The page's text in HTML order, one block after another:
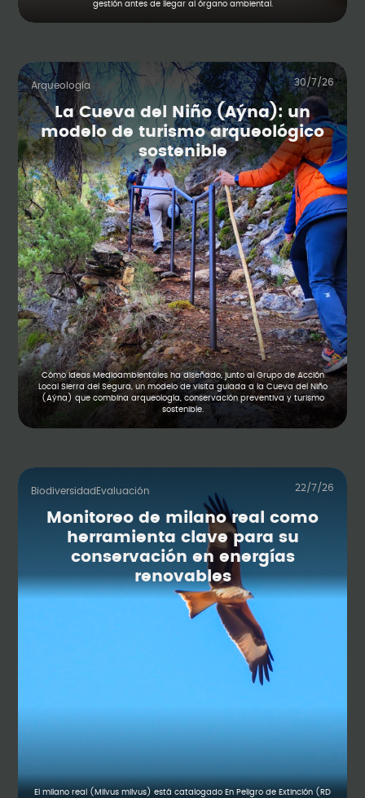
gestión antes de llegar al órgano ambiental.
Arqueología 30/7/26
La Cueva del Niño (Aýna): un
modelo de turismo arqueológico
sostenible
Cómo Ideas Medioambientales ha diseñado, junto al Grupo de Acción
Local Sierra del Segura, un modelo de visita guiada a la Cueva del Niño
(Aýna) que combina arqueología, conservación preventiva y turismo
sostenible.
Biodiversidad Evaluación 22/7/26
Monitoreo de milano real como
herramienta clave para su
conservación en energías
renovables
El milano real (Milvus milvus) está catalogado En Peligro de Extinción (RD